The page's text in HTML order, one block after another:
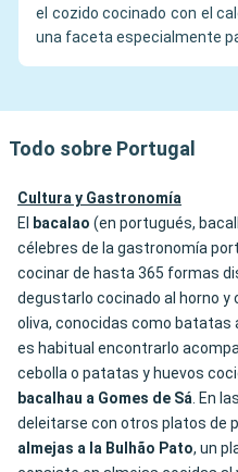
el cozido cocinado con el
una faceta especialmente
Todo sobre Portugal
Cultura y Gastronomía
El bacalao (en portugués,
célebres de la gastronomía
cocinar de hasta 365 formas
degustarlo cocinado al horno y
oliva, conocidas como batatas
es habitual encontrarlo
cebolla o patatas y huevos
bacalhau a Gomes de Sá. En
deleitarse con otros platos de
almejas a la Bulhão Pato, un